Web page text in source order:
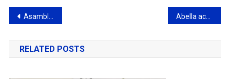
Navegación
de
entradas
Asamblea informativa de la Asociación de Trabajadores de Prensa Campana
RELATED POSTS